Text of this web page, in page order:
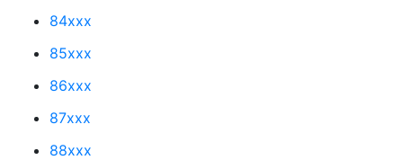
84xxx
85xxx
86xxx
87xxx
88xxx